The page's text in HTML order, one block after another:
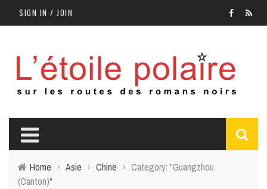
SIGN IN / JOIN
Home › Asie › Chine › Category: "Guangzhou
(Canton)"